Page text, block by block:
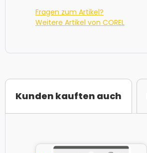
Fragen zum Artikel?
Weitere Artikel von COREL
Kunden kauften auch